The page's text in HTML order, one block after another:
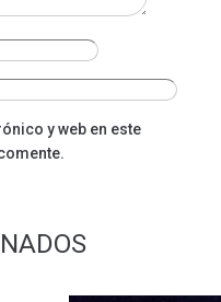
y web en este